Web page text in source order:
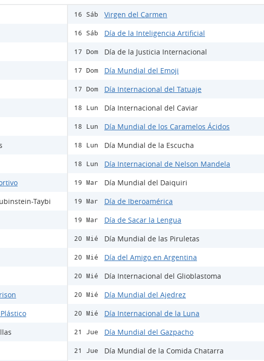
Taybi
16 Sáb Virgen del Carmen
16 Sáb Día de la Inteligencia Artificial
17 Dom Día de la Justicia Internacional
17 Dom Día Mundial del Emoji
17 Dom Día Internacional del Tatuaje
18 Lun Día Internacional del Caviar
18 Lun Día Mundial de los Caramelos Ácidos
18 Lun Día Mundial de la Escucha
18 Lun Día Internacional de Nelson Mandela
19 Mar Día Mundial del Daiquiri
19 Mar Día de Iberoamérica
19 Mar Día de Sacar la Lengua
20 Mié Día Mundial de las Piruletas
20 Mié Día del Amigo en Argentina
20 Mié Día Internacional del Glioblastoma
20 Mié Día Mundial del Ajedrez
20 Mié Día Internacional de la Luna
21 Jue Día Mundial del Gazpacho
21 Jue Día Mundial de la Comida Chatarra